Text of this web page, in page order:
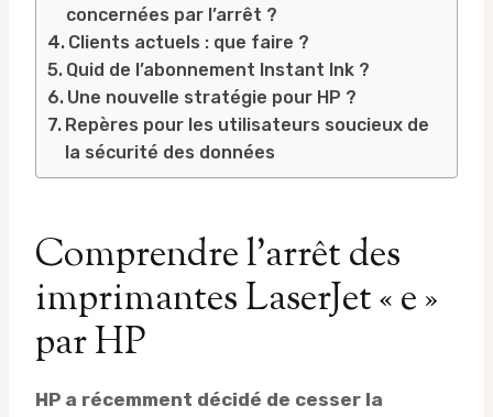
concernées par l’arrêt ?
Clients actuels : que faire ?
Quid de l’abonnement Instant Ink ?
Une nouvelle stratégie pour HP ?
Repères pour les utilisateurs soucieux de
la sécurité des données
Comprendre l’arrêt des
imprimantes LaserJet « e »
par HP
HP a récemment décidé de cesser la